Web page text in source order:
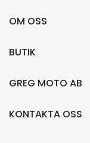
OM OSS
BUTIK
GREG MOTO AB
KONTAKTA OSS